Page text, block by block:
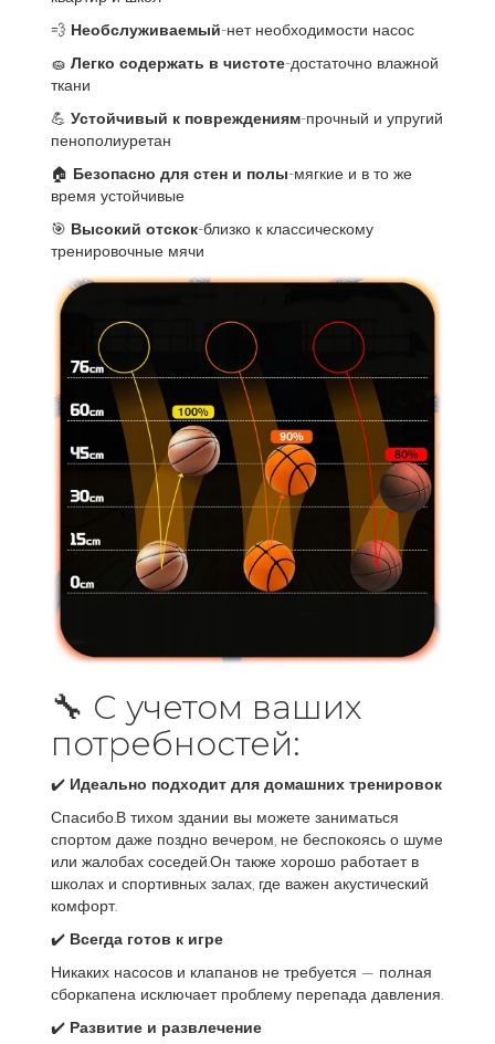
💨 Необслуживаемый-нет необходимости насос
🧽 Легко содержать в чистоте-достаточно влажной
ткани
💪 Устойчивый к повреждениям-прочный и упругий
пенополиуретан
🏠 Безопасно для стен и полы-мягкие и в то же
время устойчивые
🎯 Высокий отскок-близко к классическому
тренировочные мячи
🔧 С учетом ваших
потребностей:
✔️ Идеально подходит для домашних тренировок
Спасибо.В тихом здании вы можете заниматься
спортом даже поздно вечером, не беспокоясь о шуме
или жалобах соседей.Он также хорошо работает в
школах и спортивных залах, где важен акустический
комфорт.
✔️ Всегда готов к игре
Никаких насосов и клапанов не требуется — полная
сборкапена исключает проблему перепада давления.
✔️ Развитие и развлечение